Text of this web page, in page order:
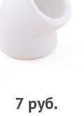
7 руб.